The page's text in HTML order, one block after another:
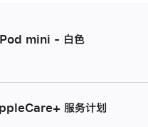
mini - 白色
服务计划